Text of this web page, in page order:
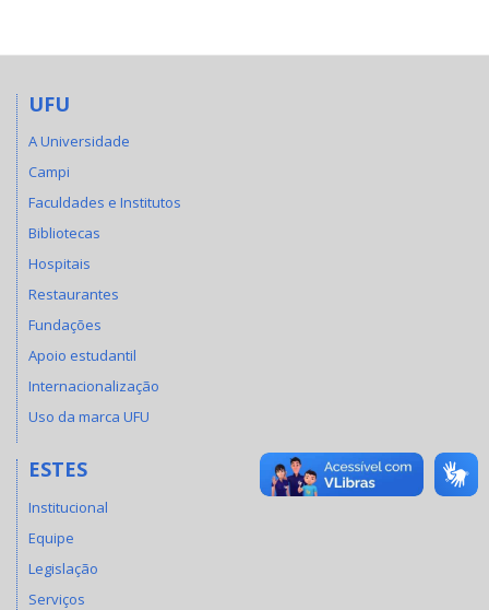
UFU
A Universidade
Campi
Faculdades e Institutos
Bibliotecas
Hospitais
Restaurantes
Fundações
Apoio estudantil
Internacionalização
Uso da marca UFU
ESTES
Institucional
Equipe
Legislação
Serviços